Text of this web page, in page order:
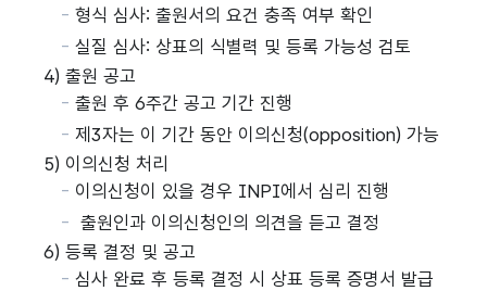
형식 심사: 출원서의 요건 충족 여부 확인
실질 심사: 상표의 식별력 및 등록 가능성 검토
4) 출원 공고
출원 후 6주간 공고 기간 진행
제3자는 이 기간 동안 이의신청(opposition) 가능
5) 이의신청 처리
이의신청이 있을 경우 INPI에서 심리 진행
출원인과 이의신청인의 의견을 듣고 결정
6) 등록 결정 및 공고
심사 완료 후 등록 결정 시 상표 등록 증명서 발급